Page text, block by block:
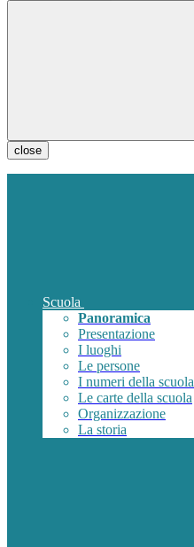
close
Scuola
Panoramica
Presentazione
I luoghi
Le persone
I numeri della scuola
Le carte della scuola
Organizzazione
La storia